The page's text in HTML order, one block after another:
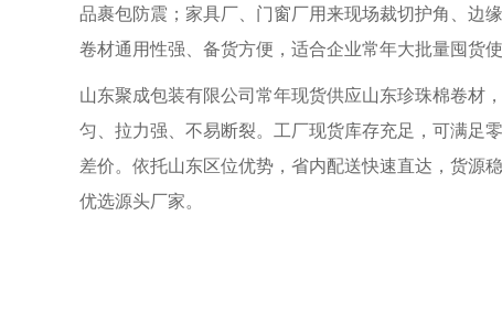
品裹包防震；家具厂、门窗厂用来现场裁切护角、边
卷材通用性强、备货方便，适合企业常年大批量囤货使
山东聚成包装有限公司常年现货供应山东珍珠棉卷材
匀、拉力强、不易断裂。工厂现货库存充足，可满足
差价。依托山东区位优势，省内配送快速直达，货源
优选源头厂家。